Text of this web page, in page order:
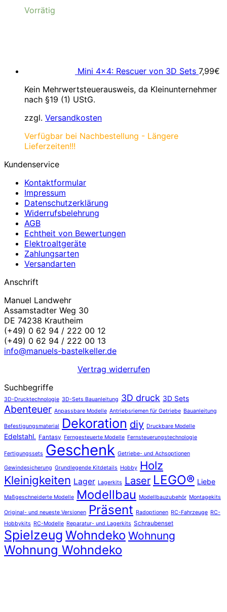
Vorrätig
Mini 4×4: Rescuer von 3D Sets 7,99€
Kein Mehrwertsteuerausweis, da Kleinunternehmer
nach §19 (1) UStG.
zzgl. Versandkosten
Verfügbar bei Nachbestellung - Längere
Lieferzeiten!!!
Kundenservice
Kontaktformular
Impressum
Datenschutzerklärung
Widerrufsbelehrung
AGB
Echtheit von Bewertungen
Elektroaltgeräte
Zahlungsarten
Versandarten
Anschrift
Manuel Landwehr
Assamstadter Weg 30
DE 74238 Krautheim
(+49) 0 62 94 / 222 00 12
(+49) 0 62 94 / 222 00 13
info@manuels-bastelkeller.de
Vertrag widerrufen
Suchbegriffe
3D-Drucktechnologie 3D-Sets Bauanleitung 3D druck 3D Sets
Abenteuer Anpassbare Modelle Antriebsriemen für Getriebe Bauanleitung
Befestigungsmaterial Dekoration diy Druckbare Modelle
Edelstahl. Fantasy Ferngesteuerte Modelle Fernsteuerungstechnologie
Fertigungssets Geschenk Getriebe- und Achsoptionen
Gewindesicherung Grundlegende Kitdetails Hobby Holz
Kleinigkeiten Lager Lagerkits Laser LEGO® Liebe
Maßgeschneiderte Modelle Modellbau Modellbauzubehör Montagekits
Original- und neueste Versionen Präsent Radoptionen RC-Fahrzeuge RC-
Hobbykits RC-Modelle Reparatur- und Lagerkits Schraubenset
Spielzeug Wohndeko Wohnung
Wohnung Wohndeko